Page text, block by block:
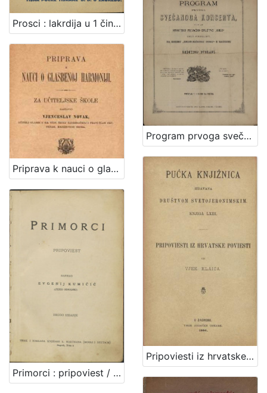
Prosci : lakrdija u 1 činu / Isa Velikanović
Program prvoga svečanoga koncerta što ga daje hrvatsko pjevačko družtvo "Kolo" dne 3. svibnja 1875. na korist "Umjetničkom domu" u Zagrebu u Redutnoj dvorani / Hrvatsko pjevačko družtvo "Kolo"
Priprava k nauci o glasbenoj harmoniji : za učiteljske škole / sastavio Vjenceslav Novak
Pripoviesti iz hrvatske poviesti / napisao Vjek. Klaić
Primorci : pripoviest / napisao Evgenij Kumičić (Jenio Sisolski)